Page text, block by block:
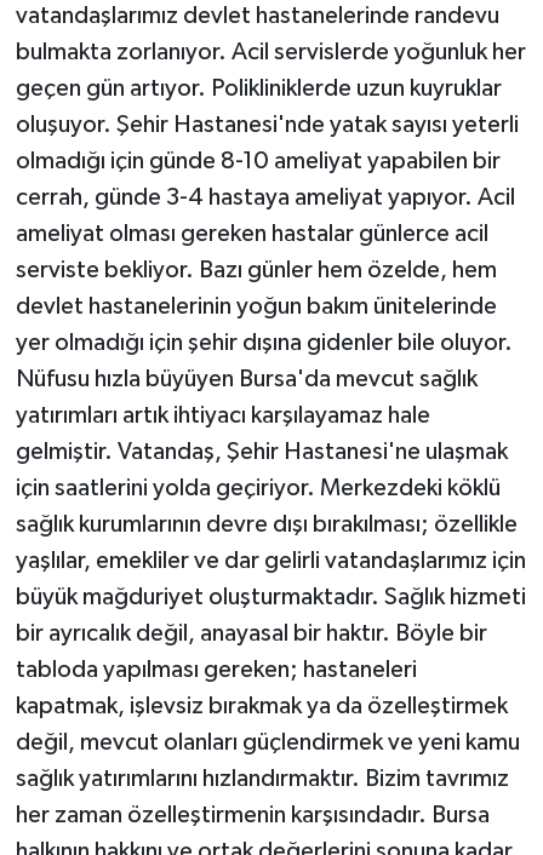
vatandaşlarımız devlet hastanelerinde randevu
bulmakta zorlanıyor. Acil servislerde yoğunluk her
geçen gün artıyor. Polikliniklerde uzun kuyruklar
oluşuyor. Şehir Hastanesi'nde yatak sayısı yeterli
olmadığı için günde 8-10 ameliyat yapabilen bir
cerrah, günde 3-4 hastaya ameliyat yapıyor. Acil
ameliyat olması gereken hastalar günlerce acil
serviste bekliyor. Bazı günler hem özelde, hem
devlet hastanelerinin yoğun bakım ünitelerinde
yer olmadığı için şehir dışına gidenler bile oluyor.
Nüfusu hızla büyüyen Bursa'da mevcut sağlık
yatırımları artık ihtiyacı karşılayamaz hale
gelmiştir. Vatandaş, Şehir Hastanesi'ne ulaşmak
için saatlerini yolda geçiriyor. Merkezdeki köklü
sağlık kurumlarının devre dışı bırakılması; özellikle
yaşlılar, emekliler ve dar gelirli vatandaşlarımız için
büyük mağduriyet oluşturmaktadır. Sağlık hizmeti
bir ayrıcalık değil, anayasal bir haktır. Böyle bir
tabloda yapılması gereken; hastaneleri
kapatmak, işlevsiz bırakmak ya da özelleştirmek
değil, mevcut olanları güçlendirmek ve yeni kamu
sağlık yatırımlarını hızlandırmaktır. Bizim tavrımız
her zaman özelleştirmenin karşısındadır. Bursa